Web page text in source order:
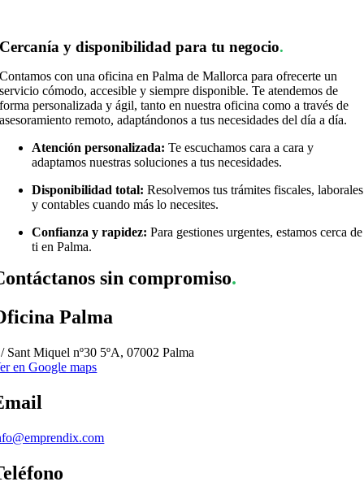
Cercanía y disponibilidad para tu negocio.
Contamos con una oficina en Palma de Mallorca para ofrecerte un
servicio cómodo, accesible y siempre disponible. Te atendemos de
forma personalizada y ágil, tanto en nuestra oficina como a través de
asesoramiento remoto, adaptándonos a tus necesidades del día a día.
Atención personalizada: Te escuchamos cara a cara y
adaptamos nuestras soluciones a tus necesidades.
Disponibilidad total: Resolvemos tus trámites fiscales, laborales
y contables cuando más lo necesites.
Confianza y rapidez: Para gestiones urgentes, estamos cerca de
ti en Palma.
sin compromiso.
Palma
Sant Miquel nº30 5ºA, 07002 Palma
en Google maps